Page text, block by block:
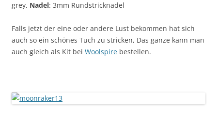
grey, Nadel: 3mm Rundstricknadel
Falls jetzt der eine oder andere Lust bekommen hat sich
auch so ein schönes Tuch zu stricken, Das ganze kann man
auch gleich als Kit bei Woolspire bestellen.